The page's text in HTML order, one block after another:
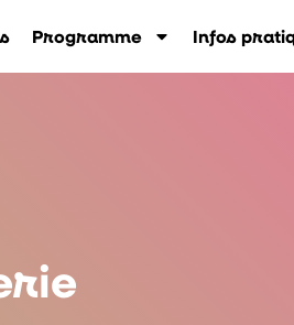
Programme Infos